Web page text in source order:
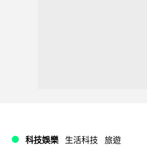
科技娛樂 生活科技 旅遊